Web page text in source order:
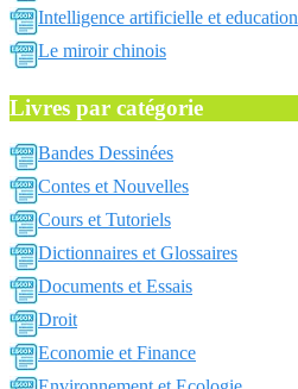
Intelligence artificielle et education
Le miroir chinois
Livres par catégorie
Bandes Dessinées
Contes et Nouvelles
Cours et Tutoriels
Dictionnaires et Glossaires
Documents et Essais
Droit
Economie et Finance